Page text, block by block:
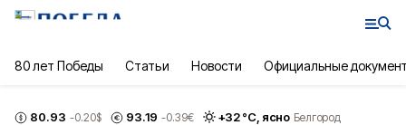
80 лет Победы Статьи Новости Официальные
80.93 -0.20$ 93.19 -0.39€ +32°С, ясно Белгород